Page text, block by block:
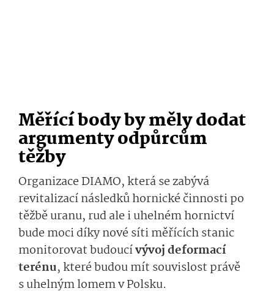
Měřící body by měly dodat
argumenty odpůrcům
těžby
Organizace DIAMO, která se zabývá
revitalizací následků hornické činnosti po
těžbě uranu, rud ale i uhelném hornictví
bude moci díky nové síti měřících stanic
monitorovat budoucívývoj deformací
terénu, které budou mít souvislost právě
s uhelným lomem v Polsku.